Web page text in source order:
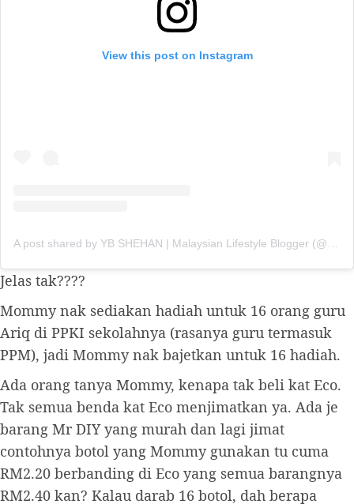
View this post on Instagram
A post shared by YB SHEHAN | Malaysian Lifestyle Blogger (@myapilot)
Jelas tak????
Mommy nak sediakan hadiah untuk 16 orang guru
Ariq di PPKI sekolahnya (rasanya guru termasuk
PPM), jadi Mommy nak bajetkan untuk 16 hadiah.
Ada orang tanya Mommy, kenapa tak beli kat Eco.
Tak semua benda kat Eco menjimatkan ya. Ada je
barang Mr DIY yang murah dan lagi jimat
contohnya botol yang Mommy gunakan tu cuma
RM2.20 berbanding di Eco yang semua barangnya
RM2.40 kan? Kalau darab 16 botol, dah berapa